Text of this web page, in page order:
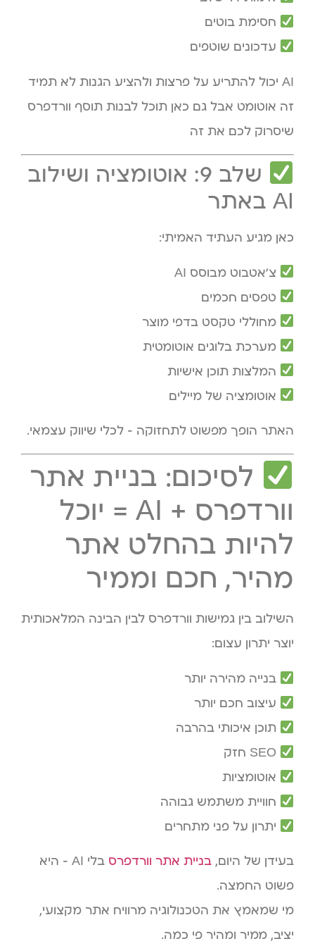
חסימת בוטים
עדכונים שוטפים
AI יכול להתריע על פרצות ולהציע הגנות לא תמיד
זה אוטומט אבל גם כאן תוכל לבנות תוסף וורדפרס
שיסרוק לכם את זה
שלב 9: אוטומציה ושילוב
AI באתר
כאן מגיע העתיד האמיתי:
צ׳אטבוט מבוסס AI
טפסים חכמים
מחוללי טקסט בדפי מוצר
מערכת בלוגים אוטומטית
המלצות תוכן אישיות
אוטומציה של מיילים
האתר הופך מפשוט לתחזוקה – לכלי שיווק עצמאי.
לסיכום: בניית אתר
וורדפרס + AI = יוכל
להיות בהחלט אתר
מהיר, חכם וממיר
השילוב בין גמישות וורדפרס לבין הבינה המלאכותית
יוצר יתרון עצום:
בנייה מהירה יותר
עיצוב חכם יותר
תוכן איכותי בהרבה
אוטומציות
חוויית משתמש גבוהה
יתרון על פני מתחרים
בעידן של היום, בניית אתר וורדפרס
בלי AI — היא
פשוט החמצה.
מי שמאמץ את הטכנולוגיה מרוויח אתר מקצועי,
יציב, ממיר ומהיר פי כמה.